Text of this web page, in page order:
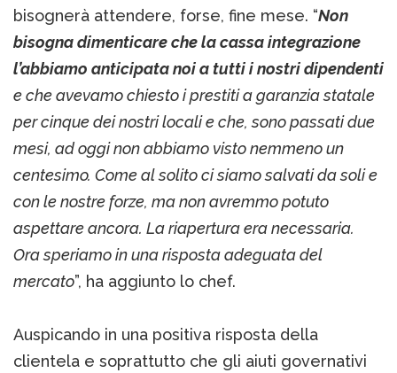
bisognerà attendere, forse, fine mese. “Non
bisogna dimenticare che la cassa integrazione
l’abbiamo anticipata noi a tutti i nostri dipendenti
e che avevamo chiesto i prestiti a garanzia statale
per cinque dei nostri locali e che, sono passati due
mesi, ad oggi non abbiamo visto nemmeno un
centesimo. Come al solito ci siamo salvati da soli e
con le nostre forze, ma non avremmo potuto
aspettare ancora. La riapertura era necessaria.
Ora speriamo in una risposta adeguata del
mercato”, ha aggiunto lo chef.
Auspicando in una positiva risposta della
clientela e soprattutto che gli aiuti governativi